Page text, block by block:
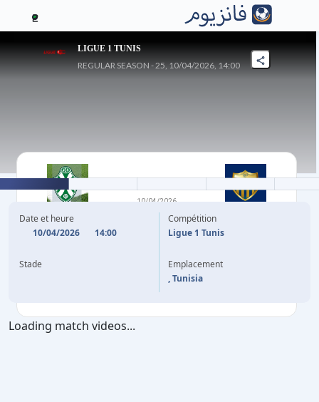
2
LIGUE 1 TUNIS
REGULAR SEASON - 25, 10/04/2026, 14:00
JS KAIROUANAISE
10/04/2026
JEUNESSE SPORTIVE
Date et heure
10/04/2026
14:00
Stade
Compétition
Ligue 1 Tunis
Emplacement
, Tunisia
Loading match videos...